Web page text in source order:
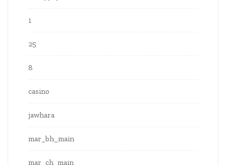
1
25
8
casino
jawhara
mar_bh_main
mar_ch_main